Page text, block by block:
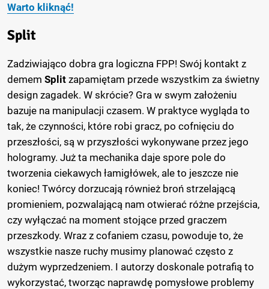
Warto kliknąć!
Split
Zadziwiająco dobra gra logiczna FPP! Swój kontakt z
demem Split zapamiętam przede wszystkim za świetny
design zagadek. W skrócie? Gra w swym założeniu
bazuje na manipulacji czasem. W praktyce wygląda to
tak, że czynności, które robi gracz, po cofnięciu do
przeszłości, są w przyszłości wykonywane przez jego
hologramy. Już ta mechanika daje spore pole do
tworzenia ciekawych łamigłówek, ale to jeszcze nie
koniec! Twórcy dorzucają również broń strzelającą
promieniem, pozwalającą nam otwierać różne przejścia,
czy wyłączać na moment stojące przed graczem
przeszkody. Wraz z cofaniem czasu, powoduje to, że
wszystkie nasze ruchy musimy planować często z
dużym wyprzedzeniem. I autorzy doskonale potrafią to
wykorzystać, tworząc naprawdę pomysłowe problemy